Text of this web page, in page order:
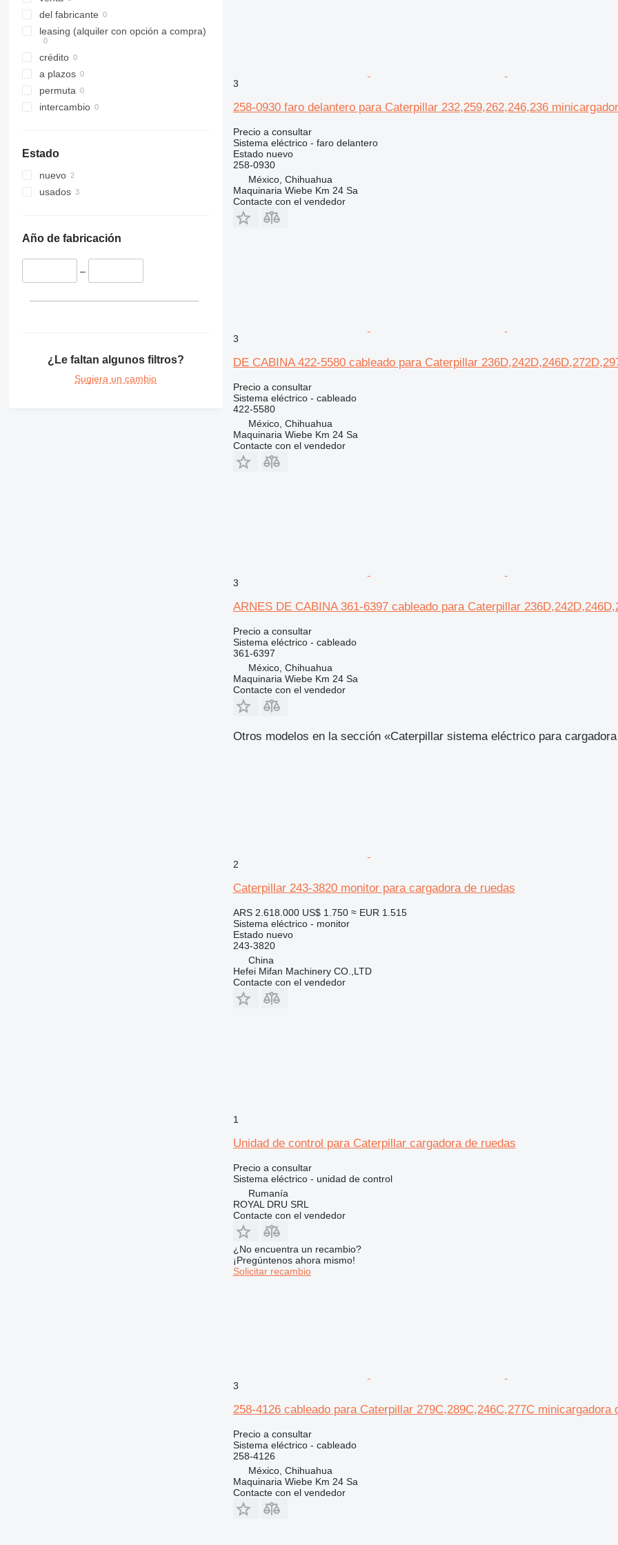
D6
D7
D9
D10
D11
IT
IT14G
IT28G
del fabricante
leasing (alquiler con opción a compra)
crédito
a plazos
permuta
intercambio
Estado
nuevo
usados
Año de fabricación
–
¿Le faltan algunos filtros?
Sugiera un cambio
3
258-0930 faro delantero para Caterpillar 232,259,262,246,236
Precio a consultar
Sistema eléctrico - faro delantero
Estadonuevo
258-0930
México, Chihuahua
Maquinaria Wiebe Km 24 Sa
Contacte con el vendedor
3
DE CABINA 422-5580 cableado para Caterpillar
Precio a consultar
Sistema eléctrico - cableado
422-5580
México, Chihuahua
Maquinaria Wiebe Km 24 Sa
Contacte con el vendedor
3
ARNES DE CABINA 361-6397 cableado para Caterpillar
Precio a consultar
Sistema eléctrico - cableado
361-6397
México, Chihuahua
Maquinaria Wiebe Km 24 Sa
Contacte con el vendedor
Otros modelos en la sección «Caterpillar sistema eléctrico para
2
Caterpillar 243-3820 monitor para cargadora de ruedas
ARS 2.618.000 US$ 1.750 ≈ EUR 1.515
Sistema eléctrico - monitor
Estadonuevo
243-3820
China
Hefei Mifan Machinery CO.,LTD
Contacte con el vendedor
1
Unidad de control para Caterpillar cargadora de ruedas
Precio a consultar
Sistema eléctrico - unidad de control
Rumanía
ROYAL DRU SRL
Contacte con el vendedor
¿No encuentra un recambio?
¡Pregúntenos ahora mismo!
Solicitar recambio
3
258-4126 cableado para Caterpillar 279C,289C,246C,277C minicargadora
Precio a consultar
Sistema eléctrico - cableado
258-4126
México, Chihuahua
Maquinaria Wiebe Km 24 Sa
Contacte con el vendedor